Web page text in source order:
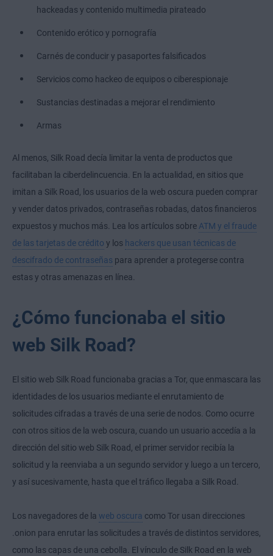
hackeadas y contenido multimedia pirateado
Contenido erótico y pornografía
Carnés de conducir y pasaportes falsificados
Servicios como hackeo de equipos o ciberespionaje
Sustancias destinadas a mejorar el rendimiento
Armas
Al menos, Silk Road decía limitar la venta de productos que
facilitaban la ciberdelincuencia. En la actualidad, en sitios que
imitan a Silk Road, los usuarios de la web oscura pueden comprar
y vender datos privados, contraseñas robadas, datos financieros
expuestos y muchos más. Lea los artículos sobreATM y el fraude
de las tarjetas de crédito y los hackers que usan técnicas de
descifrado de contraseñas para aprender a protegerse contra
estas y otras amenazas en línea.
¿Cómo funcionaba el sitio
web Silk Road?
El sitio web Silk Road funcionaba gracias a Tor, que enmascara las
identidades de los usuarios mediante el enrutamiento de
solicitudes cifradas a través de una serie de nodos. Como ocurre
con otros sitios de la web oscura, cuando un usuario accedía a la
dirección del sitio web Silk Road, el primer servidor recibía la
solicitud y la reenviaba a un segundo servidor y luego a un tercero,
y así sucesivamente, hasta que el tráfico llegaba a Silk Road.
Los navegadores de la web oscura como Tor usan direcciones
.onion para enrutar las solicitudes a través de distintos servidores,
como las capas de una cebolla. El vínculo de Silk Road en la web